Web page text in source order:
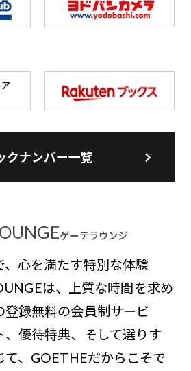
クナンバー一覧
ゲーテラウンジ
、心を満たす特別な体験
は、上質な時間を求め
登録無料の会員制サービ
、優待特典、そして選りす
て、GOETHEだからこそで